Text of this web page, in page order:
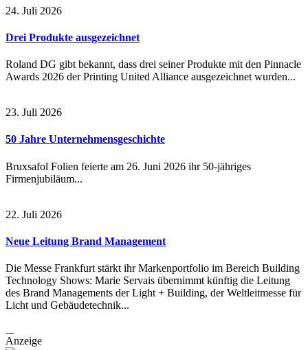
24. Juli 2026
Drei Produkte ausgezeichnet
Roland DG gibt bekannt, dass drei seiner Produkte mit den Pinnacle
Awards 2026 der Printing United Alliance ausgezeichnet wurden...
23. Juli 2026
50 Jahre Unternehmensgeschichte
Bruxsafol Folien feierte am 26. Juni 2026 ihr 50-jähriges
Firmenjubiläum...
22. Juli 2026
Neue Leitung Brand Management
Die Messe Frankfurt stärkt ihr Markenportfolio im Bereich Building
Technology Shows: Marie Servais übernimmt künftig die Leitung
des Brand Managements der Light + Building, der Weltleitmesse für
Licht und Gebäudetechnik...
Anzeige